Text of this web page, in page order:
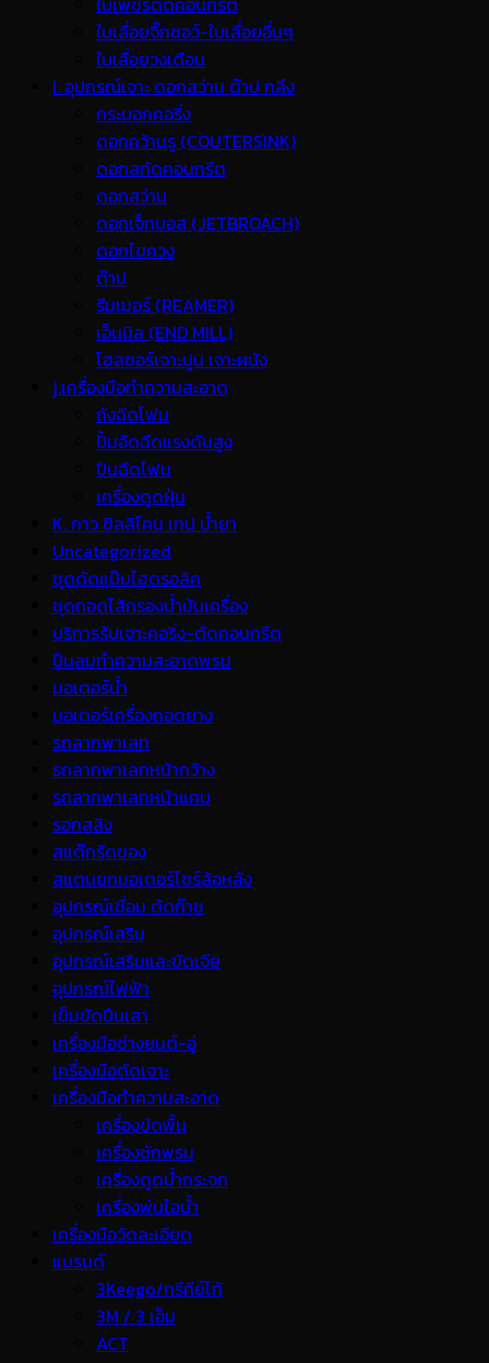
ใบเลื่อยจิ๊กซอว์-ใบเลื่อยอื่นๆ
ใบเลื่อยวงเดือน
I. อุปกรณ์เจาะ ดอกสว่าน ต๊าป กลึง
กระบอกคอริ่ง
ดอกคว้านรู (COUTERSINK)
ดอกสกัดคอนกรีต
ดอกสว่าน
ดอกเจ็ทบอส (JETBROACH)
ดอกไขควง
ต๊าป
รีมเมอร์ (REAMER)
เอ็นมิล (END MILL)
โฮลซอร์เจาะปูน เจาะผนัง
j.เครื่องมือทำความสะอาด
ถังฉีดโฟม
ปั้มอัดฉีดแรงดันสูง
ปืนฉีดโฟม
เครื่องดูดฝุ่น
K. กาว ซิลลิโคน เทป น้ำยา
Uncategorized
ชุดดัดแป๊บไฮดรอลิค
ชุดถอดไส้กรองน้ำมันเครื่อง
บริการรับเจาะคอริ่ง-ตัดคอนกรีต
ปืนลมทำความสะอาดพรม
มอเตอร์น้ำ
มอเตอร์เครื่องถอดยาง
รถลากพาเลท
รถลากพาเลทหน้ากว้าง
รถลากพาเลทหน้าแคบ
รอกสลิง
สแต๊กรัดของ
สแตนยกมอเตอร์ไซร์ล้อหลัง
อุปกรณ์เชื่อม ตัดก๊าซ
อุปกรณ์เสริม
อุปกรณ์เสริมและขัดเจีย
อุปกรณ์ไฟฟ้า
เข็มขัดปีนเสา
เครื่องมือช่างยนต์-อู่
เครื่องมือตัดเจาะ
เครื่องมือทำความสะอาด
เครื่องขัดพื้น
เครื่องซักพรม
เครื่องดูดน้ำกระจก
เครื่องพ่นไอน้ำ
เครื่องมือวัดละเอียด
แบรนด์
3Keego/ทรีคีย์โก้
3M / 3 เอ็ม
ACT